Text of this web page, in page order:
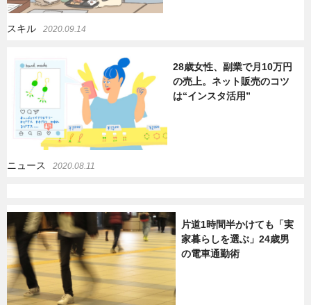
スキル 2020.09.14
28歳女性、副業で月10万円
の売上。ネット販売のコツ
は“インスタ活用”
ニュース 2020.08.11
片道1時間半かけても「実
家暮らしを選ぶ」24歳男
の電車通勤術